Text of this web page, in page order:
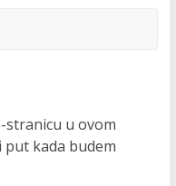
stranicu u ovom
kada budem